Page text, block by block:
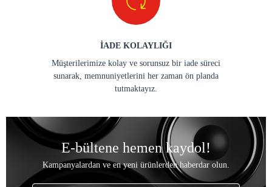
İADE KOLAYLIĞI
Müşterilerimize kolay ve sorunsuz bir iade süreci
sunarak, memnuniyetlerini her zaman ön planda
tutmaktayız.
E-bültene hemen kaydol!
Kampanyalardan ve en yeni ürünlerden haberdar olun.